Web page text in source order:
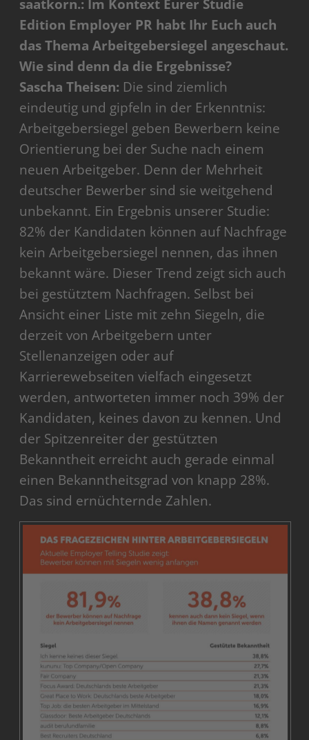
saatkorn.: Im Kontext Eurer Studie
Edition Employer PR habt Ihr Euch auch
das Thema Arbeitgebersiegel angeschaut.
Wie sind denn da die Ergebnisse?
Sascha Theisen: Die sind ziemlich
eindeutig und gipfeln in der Erkenntnis:
Arbeitgebersiegel geben Bewerbern keine
Orientierung bei der Suche nach einem
neuen Arbeitgeber. Denn der Mehrheit
deutscher Bewerber sind sie weitgehend
unbekannt. Ein Ergebnis unserer Studie:
82% der Kandidaten können auf Nachfrage
kein Arbeitgebersiegel nennen, das ihnen
bekannt wäre. Dieser Trend zeigt sich auch
bei gestütztem Nachfragen. Selbst bei
Ansicht einer Liste mit zehn Siegeln, die
derzeit von Arbeitgebern unter
Stellenanzeigen oder auf
Karrierewebseiten vielfach eingesetzt
werden, antworteten immer noch 39% der
Kandidaten, keines davon zu kennen. Und
der Spitzenreiter der gestützten
Bekanntheit erreicht auch gerade einmal
einen Bekanntheitsgrad von knapp 28%.
Das sind ernüchternde Zahlen.